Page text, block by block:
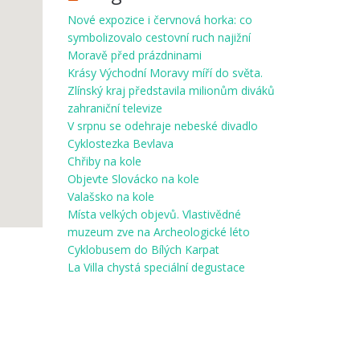
Nové expozice i červnová horka: co
symbolizovalo cestovní ruch najižní
Moravě před prázdninami
Krásy Východní Moravy míří do světa.
Zlínský kraj představila milionům diváků
zahraniční televize
V srpnu se odehraje nebeské divadlo
Cyklostezka Bevlava
Chřiby na kole
Objevte Slovácko na kole
Valašsko na kole
Místa velkých objevů. Vlastivědné
muzeum zve na Archeologické léto
Cyklobusem do Bílých Karpat
La Villa chystá speciální degustace